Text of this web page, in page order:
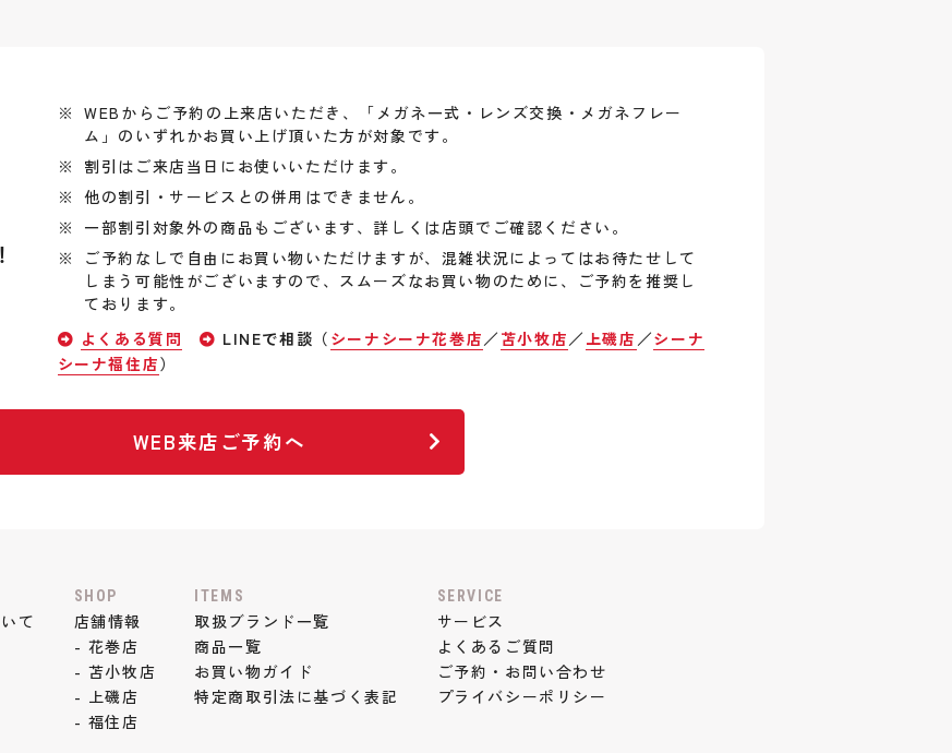
WEBからご予約の上来店いただき、「メガネ一式・レンズ交換・メガネフレー
ム」のいずれかお買い上げ頂いた方が対象です。
割引はご来店当日にお使いいただけます。
他の割引・サービスとの併用はできません。
一部割引対象外の商品もございます、詳しくは店頭でご確認ください。
ご予約なしで自由にお買い物いただけますが、混雑状況によってはお待たせして
しまう可能性がございますので、スムーズなお買い物のために、ご予約を推奨し
ております。
よくある質問
LINEで相談（ シーナシーナ花巻店／ 苫小牧店／ 上磯店 ／シーナ
シーナ福住店）
WEB来店ご予約へ
て
SHOP
店舗情報
- 花巻店
- 苫小牧店
- 上磯店
- 福住店
ITEMS
取扱ブランド一覧
商品一覧
お買い物ガイド
特定商取引法に基づく表記
SERVICE
サービス
よくあるご質問
ご予約・お問い合わせ
プライバシーポリシー